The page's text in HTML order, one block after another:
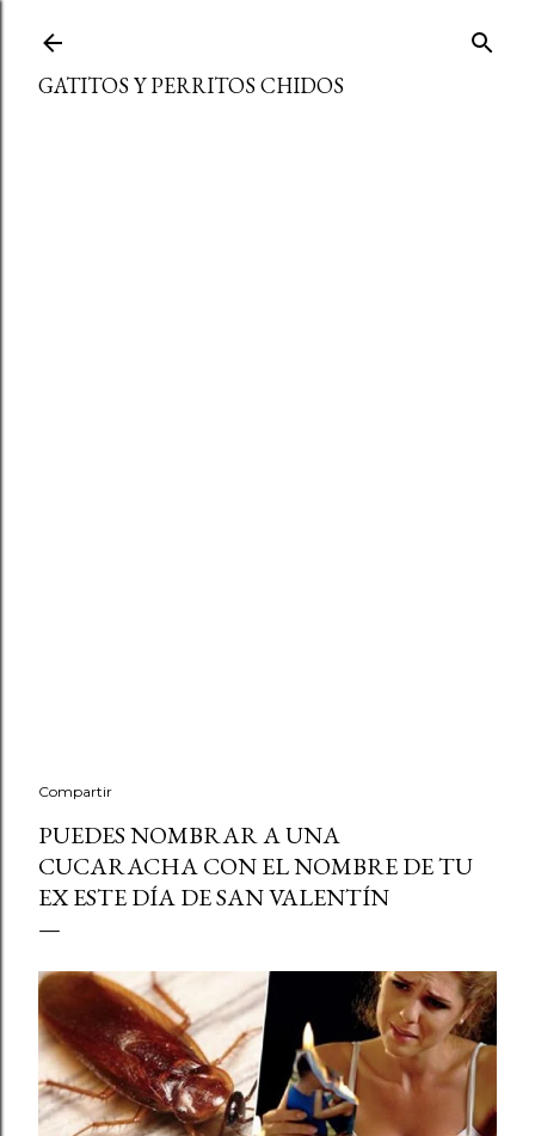
GATITOS Y PERRITOS CHIDOS
Compartir
PUEDES NOMBRAR A UNA
CUCARACHA CON EL NOMBRE DE TU
EX ESTE DÍA DE SAN VALENTÍN